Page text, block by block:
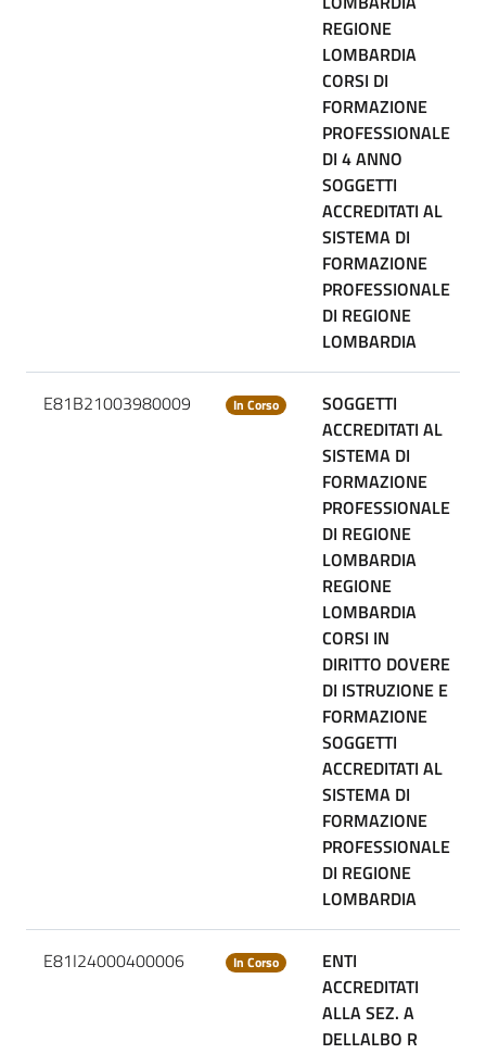
REGIONE
LOMBARDIA
CORSI DI
FORMAZIONE
PROFESSIONALE
DI 4 ANNO
SOGGETTI
ACCREDITATI AL
SISTEMA DI
FORMAZIONE
PROFESSIONALE
DI REGIONE
LOMBARDIA
E81B21003980009 In Corso
SOGGETTI
ACCREDITATI AL
SISTEMA DI
FORMAZIONE
PROFESSIONALE
DI REGIONE
LOMBARDIA
REGIONE
LOMBARDIA
CORSI IN
DIRITTO DOVERE
DI ISTRUZIONE E
FORMAZIONE
SOGGETTI
ACCREDITATI AL
SISTEMA DI
FORMAZIONE
PROFESSIONALE
DI REGIONE
LOMBARDIA
E81I24000400006 In Corso
ENTI
ACCREDITATI
ALLA SEZ. A
DELLALBO R